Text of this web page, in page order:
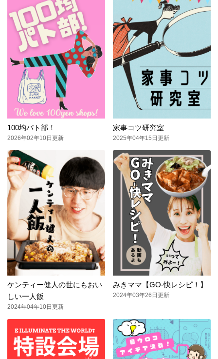
100均パト部！
2026年02年10日更新
家事コツ研究室
2025年04年15日更新
ケンティー健人の世にもおい
しい一人飯
2024年04年10日更新
みきママ【GO-快レシピ！】
2024年03年26日更新